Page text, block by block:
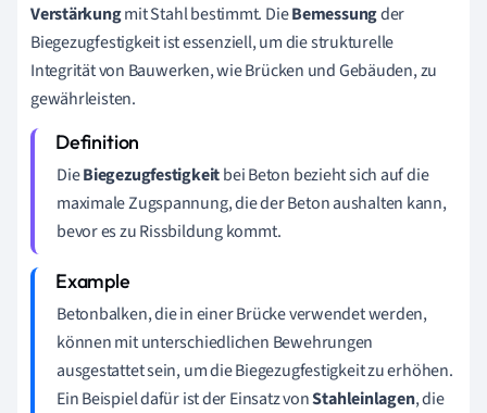
Verstärkungmit Stahl bestimmt. DieBemessungder
Biegezugfestigkeit ist essenziell, um die strukturelle
Integrität von Bauwerken, wie Brücken und Gebäuden, zu
gewährleisten.
DieBiegezugfestigkeitbei Beton bezieht sich auf die
maximale Zugspannung, die der Beton aushalten kann,
bevor es zu Rissbildung kommt.
Betonbalken, die in einer Brücke verwendet werden,
können mit unterschiedlichen Bewehrungen
ausgestattet sein, um die Biegezugfestigkeit zu erhöhen.
Ein Beispiel dafür ist der Einsatz vonStahleinlagen, die